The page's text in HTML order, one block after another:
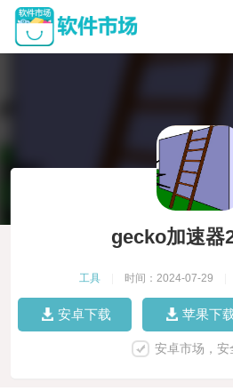
gecko加速器
工具 时间：2024-07-29
安卓下载 苹果下
安卓市场，安